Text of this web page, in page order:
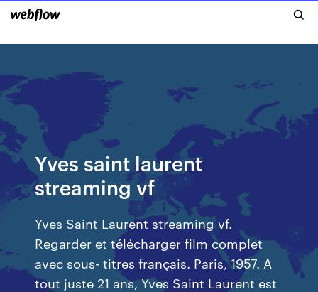
Yves saint laurent
streaming vf
Yves Saint Laurent streaming vf.
Regarder et télécharger film complet
avec sous- titres français. Paris, 1957. A
tout juste 21 ans, Yves Saint Laurent est